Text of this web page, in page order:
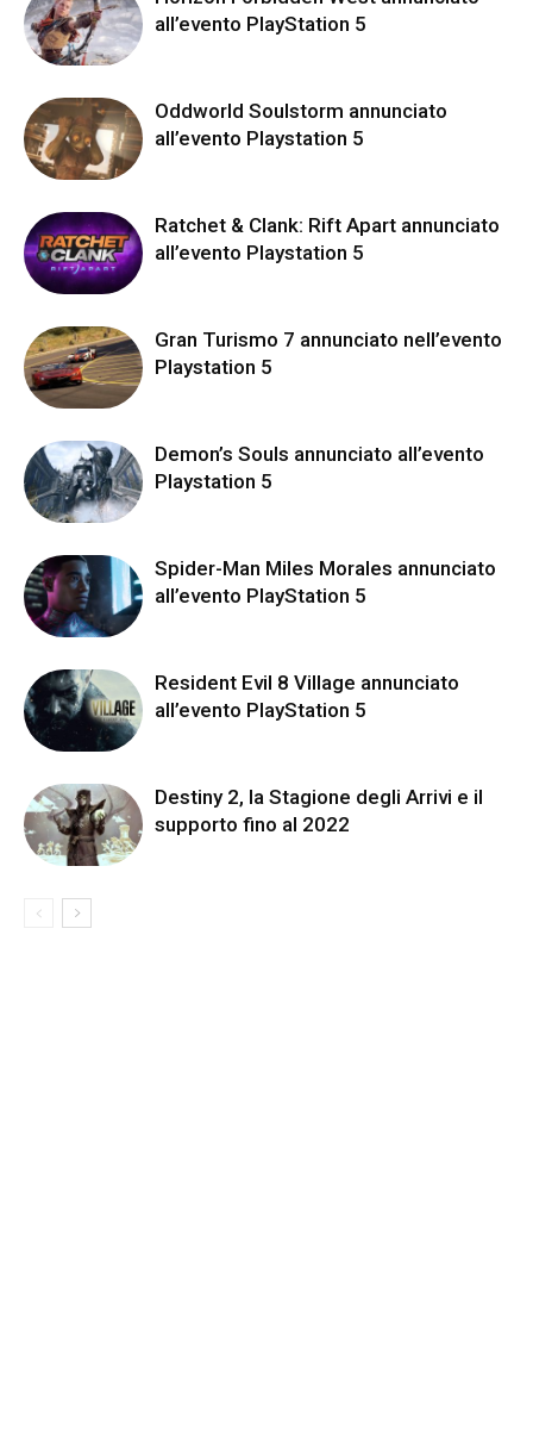
all’evento PlayStation 5
Oddworld Soulstorm annunciato
all’evento Playstation 5
Ratchet & Clank: Rift Apart annunciato
all’evento Playstation 5
Gran Turismo 7 annunciato nell’evento
Playstation 5
Demon’s Souls annunciato all’evento
Playstation 5
Spider-Man Miles Morales annunciato
all’evento PlayStation 5
Resident Evil 8 Village annunciato
all’evento PlayStation 5
Destiny 2, la Stagione degli Arrivi e il
supporto fino al 2022